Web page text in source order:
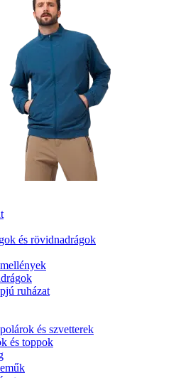
és rövidnadrágok
ruházat
és szvetterek
és toppok